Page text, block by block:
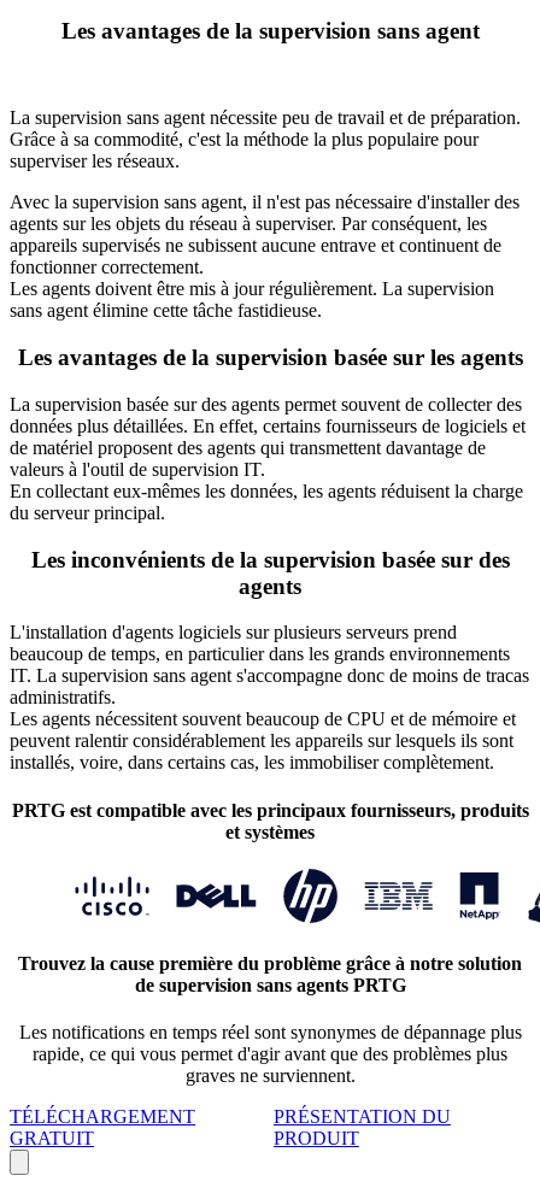
Les avantages de la supervision sans agent
La supervision sans agent nécessite peu de travail et de préparation.
Grâce à sa commodité, c'est la méthode la plus populaire pour
superviser les réseaux.
Avec la supervision sans agent, il n'est pas nécessaire d'installer des
agents sur les objets du réseau à superviser. Par conséquent, les
appareils supervisés ne subissent aucune entrave et continuent de
fonctionner correctement.
Les agents doivent être mis à jour régulièrement. La supervision
sans agent élimine cette tâche fastidieuse.
Les avantages de la supervision basée sur les agents
La supervision basée sur des agents permet souvent de collecter des
données plus détaillées. En effet, certains fournisseurs de logiciels et
de matériel proposent des agents qui transmettent davantage de
valeurs à l'outil de supervision IT.
En collectant eux-mêmes les données, les agents réduisent la charge
du serveur principal.
Les inconvénients de la supervision basée sur des
agents
L'installation d'agents logiciels sur plusieurs serveurs prend
beaucoup de temps, en particulier dans les grands environnements
IT. La supervision sans agent s'accompagne donc de moins de tracas
administratifs.
Les agents nécessitent souvent beaucoup de CPU et de mémoire et
peuvent ralentir considérablement les appareils sur lesquels ils sont
installés, voire, dans certains cas, les immobiliser complètement.
PRTG est compatible avec les principaux fournisseurs, produits
et systèmes
Trouvez la cause première du problème grâce à notre solution
de supervision sans agents PRTG
Les notifications en temps réel sont synonymes de dépannage plus
rapide, ce qui vous permet d'agir avant que des problèmes plus
graves ne surviennent.
TÉLÉCHARGEMENT
GRATUIT
PRÉSENTATION DU
PRODUIT